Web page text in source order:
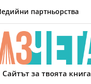
партньорства
Сайтът за твоята книга